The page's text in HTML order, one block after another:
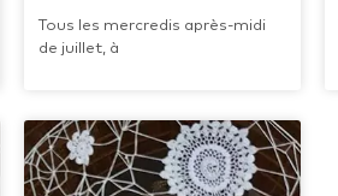
Tous les mercredis après-midi
de juillet, à